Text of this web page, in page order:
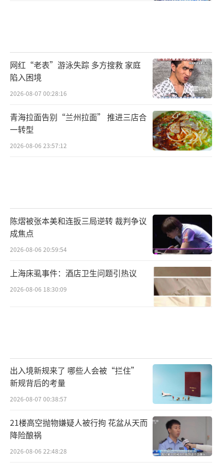
网红“老表”游泳失踪 多方搜救 家庭
陷入困境
2026-08-07 00:28:16
青海拉面告别“兰州拉面” 推进三店合
一转型
2026-08-06 23:57:12
陈熠被张本美和连扳三局逆转 裁判争议
成焦点
2026-08-06 20:59:54
上海床虱事件：酒店卫生问题引热议
2026-08-06 18:30:09
出入境新规来了 哪些人会被“拦住”
新规背后的考量
2026-08-07 00:38:57
21楼高空抛物嫌疑人被行拘 花盆从天而
降险酿祸
2026-08-06 22:48:28